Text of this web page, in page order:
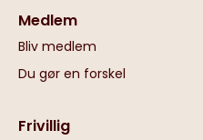
Medlem
Bliv medlem
Du gør en forskel
Frivillig